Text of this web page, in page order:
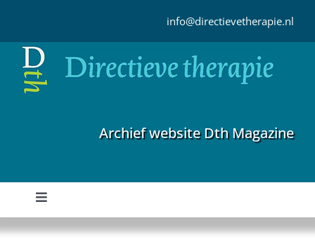
inhoud
info@directievetherapie.nl
Archief website Dth Magazine
Toggle
Navigation
Home